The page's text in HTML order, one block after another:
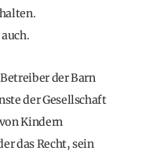
der Barn
der Gesellschaft
Kindern
das Recht, sein